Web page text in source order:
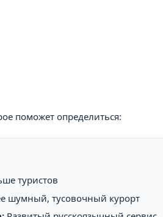
поможет определиться:
туристов
шумный, тусовочный курорт